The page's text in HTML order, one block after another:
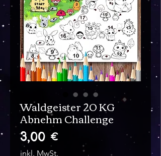
Waldgeister 20 KG
Abnehm Challenge
3,00 €Preis
inkl. MwSt.